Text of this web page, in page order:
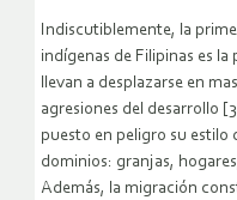
Indiscutiblemente, la
indígenas de Filipinas es la
llevan a desplazarse en
agresiones del desarrollo
puesto en peligro su estilo
dominios: granjas,
Además, la migración